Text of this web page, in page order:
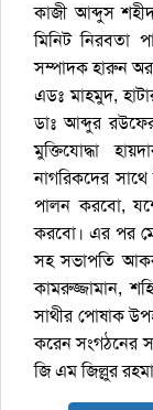
কাজী আব্দুস
মিনিট নিরবতা
সম্পাদক হারুন অর
এডঃ মাহমুদ,
ডাঃ আব্দুর
মুক্তিযোদ্ধা
নাগরিকদের
পালন করবো,
করবো। এর পর
সহ সভাপতি
কামরুজ্জামান,
সাথীর পোষাক
করেন সংগঠনের
জি এম জিল্লুর